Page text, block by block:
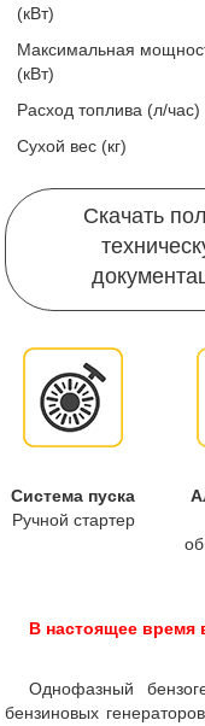
(кВт)
Максимальная
(кВт)
Расход топлива (л/час)
Сухой вес (кг)
Скачать
Система пуска
Ручной стартер
В настоящее время
Однофазный
бензиновых